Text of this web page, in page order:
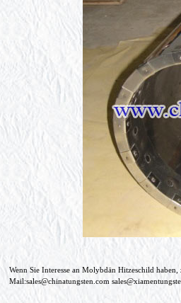
Wenn Sie Interesse an Molybdän Hitzeschild
Mail:sales@chinatungsten.com